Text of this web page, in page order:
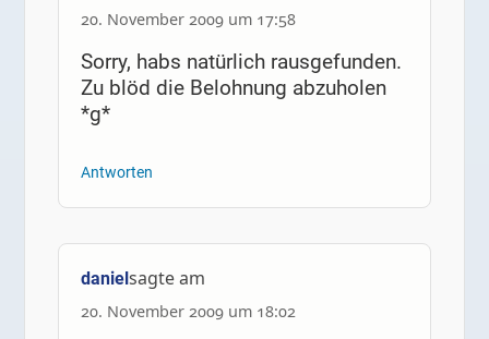
20. November 2009 um 17:58
Sorry, habs natürlich rausgefunden.
Zu blöd die Belohnung abzuholen
*g*
Antworten
danielsagte am
20. November 2009 um 18:02